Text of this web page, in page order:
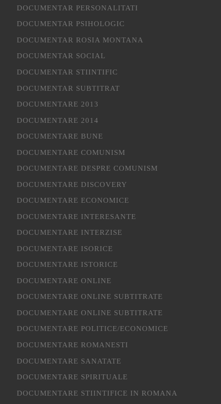
DOCUMENTAR PERSONALITATI
DOCUMENTAR PSIHOLOGIC
DOCUMENTAR ROSIA MONTANA
DOCUMENTAR SOCIAL
DOCUMENTAR STIINTIFIC
DOCUMENTAR SUBTITRAT
DOCUMENTARE 2013
DOCUMENTARE 2014
DOCUMENTARE BUNE
DOCUMENTARE COMUNISM
DOCUMENTARE DESPRE COMUNISM
DOCUMENTARE DISCOVERY
DOCUMENTARE ECONOMICE
DOCUMENTARE INTERESANTE
DOCUMENTARE INTERZISE
DOCUMENTARE ISORICE
DOCUMENTARE ISTORICE
DOCUMENTARE ONLINE
DOCUMENTARE ONLINE SUBTITRATE
DOCUMENTARE ONLINE SUBTITRATE
DOCUMENTARE POLITICE/ECONOMICE
DOCUMENTARE ROMANESTI
DOCUMENTARE SANATATE
DOCUMENTARE SPIRITUALE
DOCUMENTARE STIINTIFICE IN ROMANA